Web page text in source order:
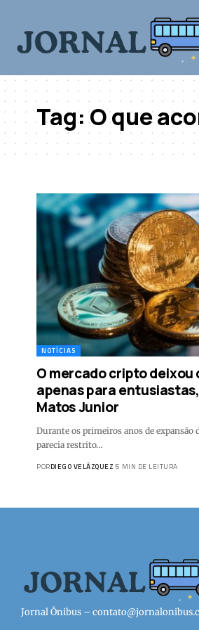
Tag:O que
NOTÍCIAS
O mercado cripto deixou
apenas para
Matos Junior
Durante os primeiros anos de expansão
parecia restrito…
PORDIEGO VELÁZQUEZ 5 MIN DE LEITURA
Jornal Ônibus –